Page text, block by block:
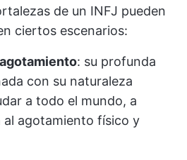
de un INFJ pueden
ciertos escenarios:
: su profunda
con su naturaleza
a todo el mundo, a
al agotamiento físico y